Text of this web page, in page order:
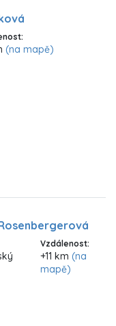
(na mapě)
Vzdálenost:
+11 km (na
mapě)